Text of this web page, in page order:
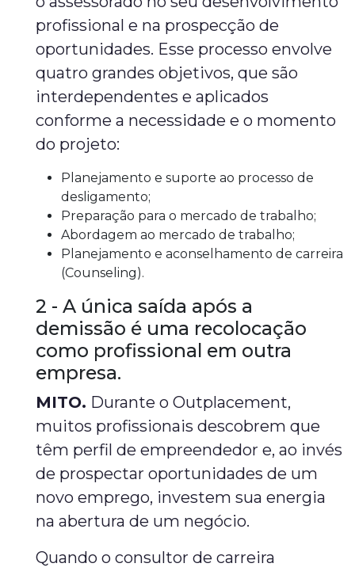
profissional e na prospecção de
oportunidades. Esse processo envolve
quatro grandes objetivos, que são
interdependentes e aplicados
conforme a necessidade e o momento
do projeto:
Planejamento e suporte ao processo de
desligamento;
Preparação para o mercado de trabalho;
Abordagem ao mercado de trabalho;
Planejamento e aconselhamento de carreira
(Counseling).
2 - A única saída após a
demissão é uma recolocação
como profissional em outra
empresa.
MITO. Durante o Outplacement,
muitos profissionais descobrem que
têm perfil de empreendedor e, ao invés
de prospectar oportunidades de um
novo emprego, investem sua energia
na abertura de um negócio.
Quando o consultor de carreira